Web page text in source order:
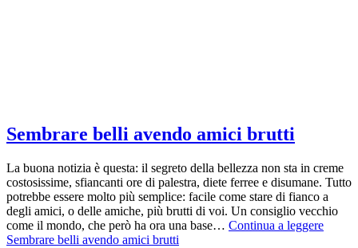
Sembrare belli avendo amici brutti
La buona notizia è questa: il segreto della bellezza non sta in creme
costosissime, sfiancanti ore di palestra, diete ferree e disumane. Tutto
potrebbe essere molto più semplice: facile come stare di fianco a
degli amici, o delle amiche, più brutti di voi. Un consiglio vecchio
come il mondo, che però ha ora una base… Continua a leggere
Sembrare belli avendo amici brutti